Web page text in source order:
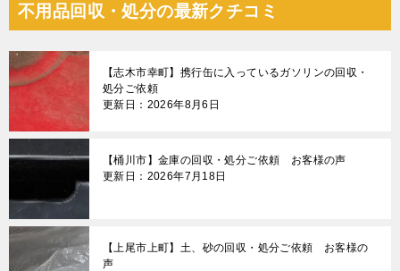
不用品回収・処分の最新クチコミ
【志木市幸町】携行缶に入っているガソリンの回収・
処分ご依頼
更新日：2026年8月6日
【桶川市】金庫の回収・処分ご依頼 お客様の声
更新日：2026年7月18日
【上尾市上町】土、砂の回収・処分ご依頼 お客様の
声